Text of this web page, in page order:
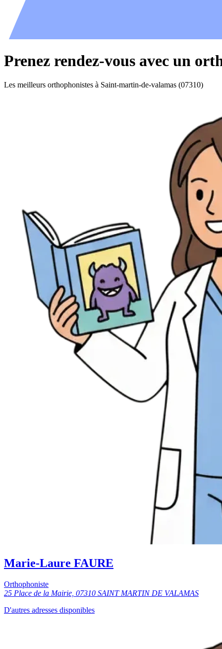
Prenez rendez-vous avec un
Les meilleurs orthophonistes à Saint-martin-de-valamas (07310)
Marie-Laure FAURE
Orthophoniste
25 Place de la Mairie, 07310 SAINT MARTIN DE VALAMAS
D'autres adresses disponibles